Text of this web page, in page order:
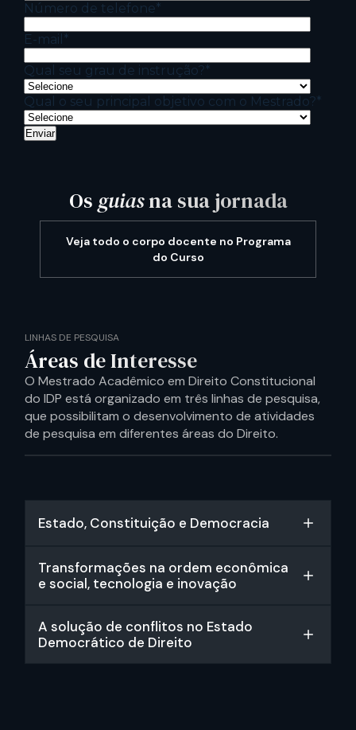
Número de telefone*
E-mail *
Qual seu grau de instrução?*
Qual o seu principal objetivo com o Mestrado?*
Slide 1of9
Os guiasna sua jornada
Veja todo o corpo docente no Programa
do Curso
LINHAS DE PESQUISA
Áreas de Interesse
O Mestrado Acadêmico em Direito Constitucional
do IDP está organizado em três linhas de pesquisa,
que possibilitam o desenvolvimento de atividades
de pesquisa em diferentes áreas do Direito.
Estado, Constituição e Democracia
Transformações na ordem econômica
e social, tecnologia e inovação
A solução de conflitos no Estado
Democrático de Direito